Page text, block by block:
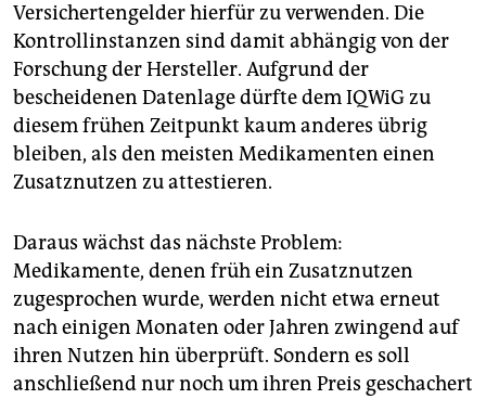
Versichertengelder hierfür zu verwenden. Die
Kontrollinstanzen sind damit abhängig von der
Forschung der Hersteller. Aufgrund der
bescheidenen Datenlage dürfte dem IQWiG zu
diesem frühen Zeitpunkt kaum anderes übrig
bleiben, als den meisten Medikamenten einen
Zusatznutzen zu attestieren.
Daraus wächst das nächste Problem:
Medikamente, denen früh ein Zusatznutzen
zugesprochen wurde, werden nicht etwa erneut
nach einigen Monaten oder Jahren zwingend auf
ihren Nutzen hin überprüft. Sondern es soll
anschließend nur noch um ihren Preis geschachert